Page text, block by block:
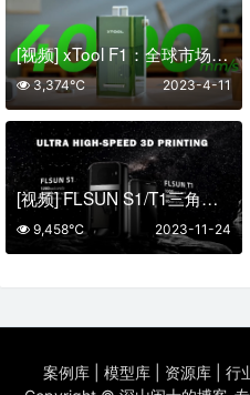
[视频] xTool F1：全球市场上最快的便携式红外和二极管双激光雕刻机 4000mm/s
2023-4-11
3,374℃
[视频] FLSUN S1/T1三角洲超高速3D打印机 打印速度1200mm/s
2023-11-24
9,458℃
案例库| 模型库| 资源库| 行